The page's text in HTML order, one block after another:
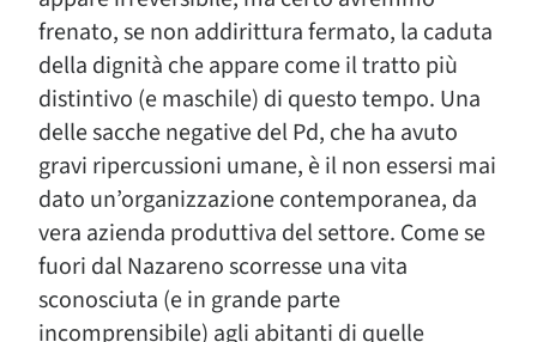
frenato, se non addirittura fermato, la caduta
della dignità che appare come il tratto più
distintivo (e maschile) di questo tempo. Una
delle sacche negative del Pd, che ha avuto
gravi ripercussioni umane, è il non essersi mai
dato un’organizzazione contemporanea, da
vera azienda produttiva del settore. Come se
fuori dal Nazareno scorresse una vita
sconosciuta (e in grande parte
incomprensibile) agli abitanti di quelle